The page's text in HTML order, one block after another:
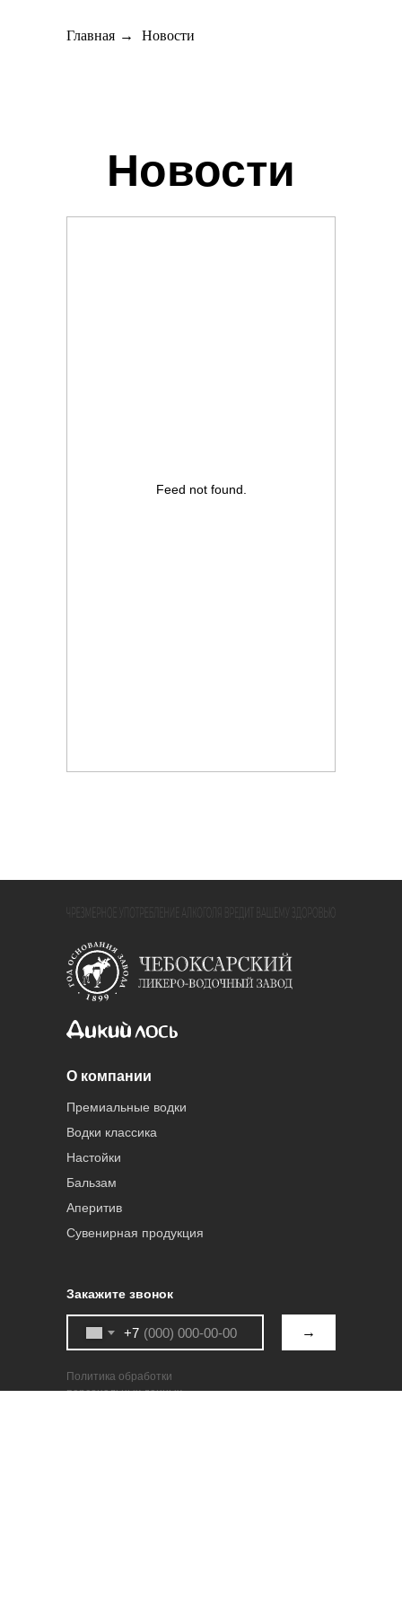
Главная → Новости
Новости
Feed not found.
О компании
Премиальные водки
Водки классика
Настойки
Бальзам
Аперитив
Сувенирная продукция
Политика обработки
персональных данных
+7 →
Закажите звонок